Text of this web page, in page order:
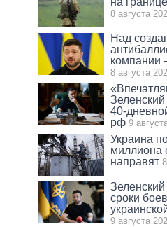
8 августа
Над
компании
8 августа
40-
рф 9
Украина
миллиона
направят
сроки
9 августа